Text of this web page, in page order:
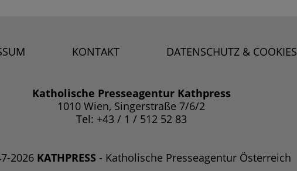
KONTAKT DATENSCHUTZ & COOKIES
Katholische Presseagentur Kathpress
1010 Wien, Singerstraße 7/6/2
Tel: +43 / 1 / 512 52 83
2026 KATHPRESS - Katholische Presseagentur Österreich